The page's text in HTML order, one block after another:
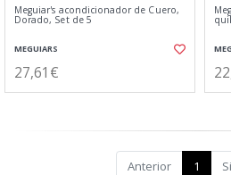
Meguiar's acondicionador de Cuero,
Dorado, Set de 5
MEGUIARS
27,61€
Anterior 1